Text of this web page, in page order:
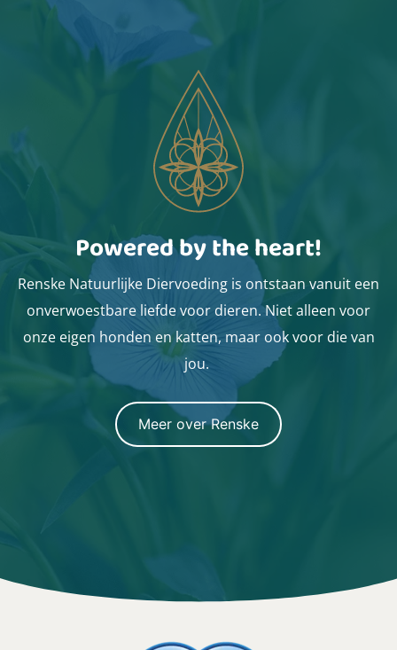
Powered by the heart!
Renske Natuurlijke Diervoeding is ontstaan vanuit een
onverwoestbare liefde voor dieren. Niet alleen voor
onze eigen honden en katten, maar ook voor die van
jou.
Meer over Renske